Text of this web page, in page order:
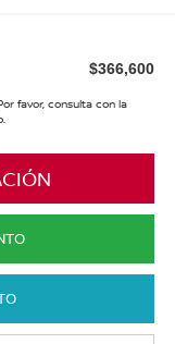
$366,600
favor, consulta con la